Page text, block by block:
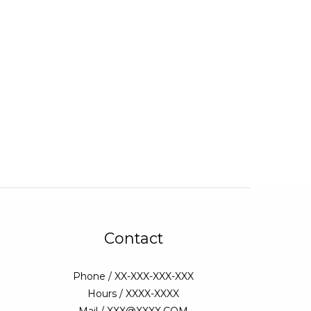
Contact
Phone / XX-XXX-XXX-XXX
Hours / XXXX-XXXX